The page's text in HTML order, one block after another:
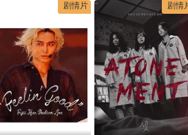
剧情片 剧情